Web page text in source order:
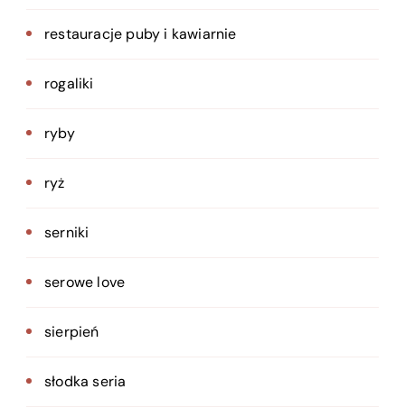
restauracje puby i kawiarnie
rogaliki
ryby
ryż
serniki
serowe love
sierpień
słodka seria